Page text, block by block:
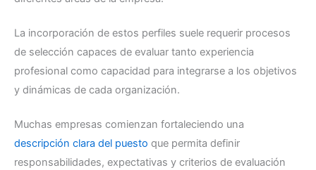
La incorporación de estos perfiles suele requerir procesos
de selección capaces de evaluar tanto experiencia
profesional como capacidad para integrarse a los objetivos
y dinámicas de cada organización.
Muchas empresas comienzan fortaleciendo una
descripción clara del puesto que permita definir
responsabilidades, expectativas y criterios de evaluación